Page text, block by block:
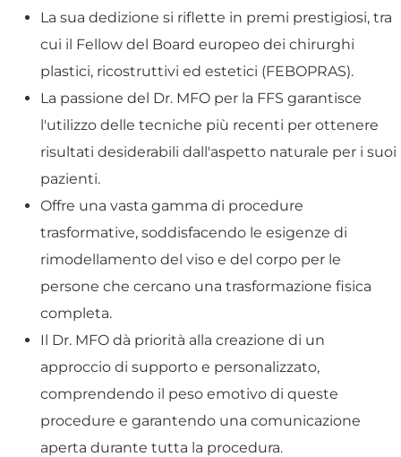
La sua dedizione si riflette in premi prestigiosi, tra
cui il Fellow del Board europeo dei chirurghi
plastici, ricostruttivi ed estetici (FEBOPRAS).
La passione del Dr. MFO per la FFS garantisce
l'utilizzo delle tecniche più recenti per ottenere
risultati desiderabili dall'aspetto naturale per i suoi
pazienti.
Offre una vasta gamma di procedure
trasformative, soddisfacendo le esigenze di
rimodellamento del viso e del corpo per le
persone che cercano una trasformazione fisica
completa.
Il Dr. MFO dà priorità alla creazione di un
approccio di supporto e personalizzato,
comprendendo il peso emotivo di queste
procedure e garantendo una comunicazione
aperta durante tutta la procedura.